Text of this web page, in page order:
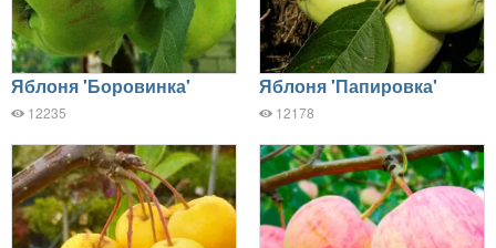
Яблоня 'Боровинка'
12235
Яблоня 'Папировка'
12178